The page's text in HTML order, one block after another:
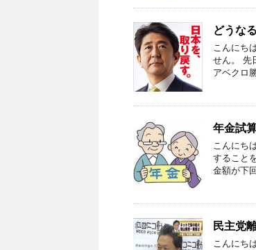
どうな
こんにち
せん。 先
アベクロ
年金試
こんにち
すること
金額が下
民主党
こんにち